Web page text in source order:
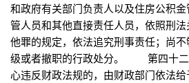
和政府有关部门负责人以及住房公积
管人员和其他直接责任人员，依照刑
他罪的规定，依法追究刑事责任；尚
级或者撤职的行政处分。 第四十
心违反财政法规的，由财政部门依